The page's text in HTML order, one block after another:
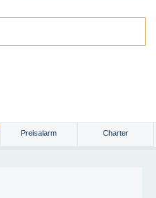
Preisalarm Charter